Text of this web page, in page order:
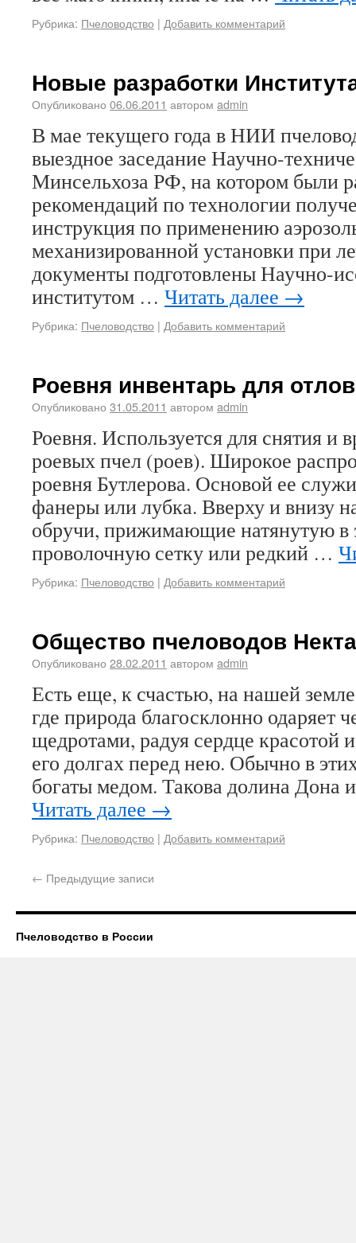
Рубрика: Пчеловодство | Добавить комментарий
Новые разработки
Опубликовано 06.06.2011 автором admin
В мае текущего года в НИИ
выездное заседание Научно-
Минсельхоза РФ, на котором были
рекомендаций по технологии
инструкция по применению
механизированной установки при
документы подготовлены Научно-
институтом … Читать далее →
Рубрика: Пчеловодство | Добавить комментарий
Роевня инвентарь для
Опубликовано 31.05.2011 автором admin
Роевня. Используется для снятия и
роевых пчел (роев). Широкое
роевня Бутлерова. Основой ее
фанеры или лубка. Вверху и внизу
обручи, прижимающие натянутую в
проволочную сетку или редкий …
Рубрика: Пчеловодство | Добавить комментарий
Общество пчеловодов
Опубликовано 28.02.2011 автором admin
Есть еще, к счастью, на нашей
где природа благосклонно одаряет
щедротами, радуя сердце красотой
его долгах перед нею. Обычно в
богаты медом. Такова долина
Читать далее →
Рубрика: Пчеловодство | Добавить комментарий
← Предыдущие записи
Пчеловодство в России